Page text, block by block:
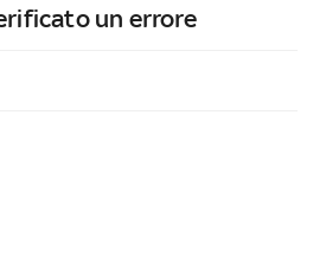
un errore